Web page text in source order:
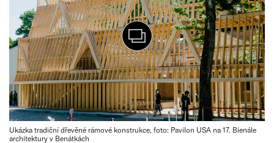
Ukázka tradiční dřevěné rámové konstrukce, foto: Pavilon USA na 17. Bienále
architektury v Benátkách